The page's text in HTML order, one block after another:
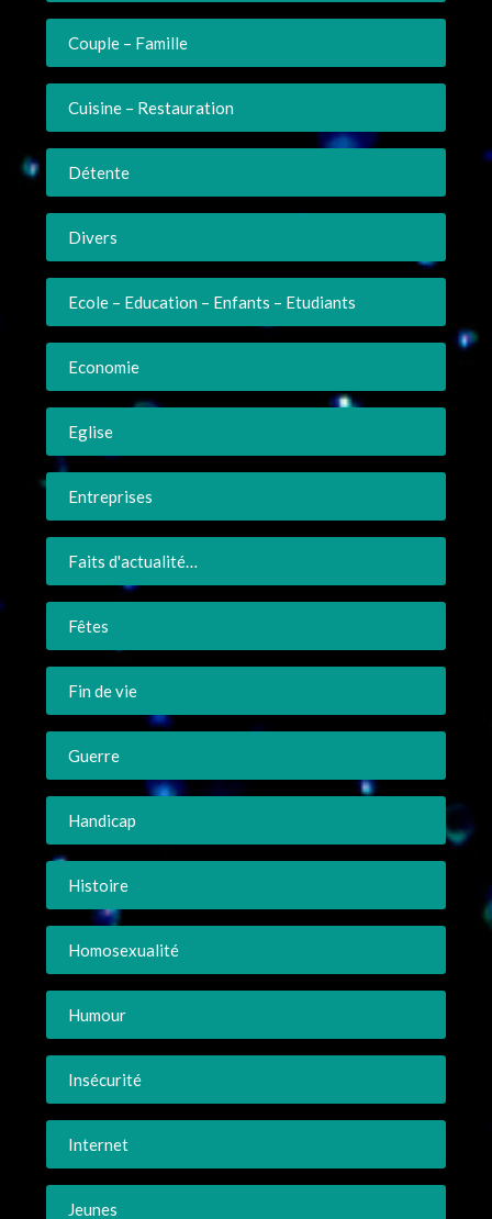
Couple – Famille
Cuisine – Restauration
Détente
Divers
Ecole – Education – Enfants – Etudiants
Economie
Eglise
Entreprises
Faits d'actualité…
Fêtes
Fin de vie
Guerre
Handicap
Histoire
Homosexualité
Humour
Insécurité
Internet
Jeunes